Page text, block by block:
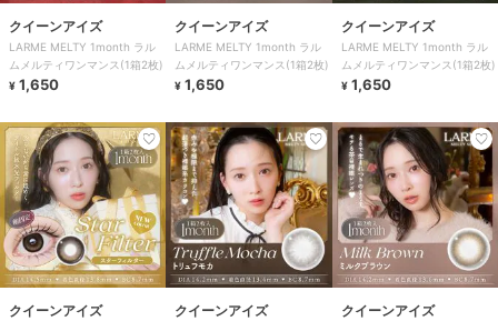
クイーンアイズ
LARME MELTY 1month ラル
ムメルティワンマンス(1箱2枚)
¥ 1,650
クイーンアイズ
LARME MELTY 1month ラル
ムメルティワンマンス(1箱2枚)
¥ 1,650
クイーンアイズ
LARME MELTY 1month ラル
ムメルティワンマンス(1箱2枚)
¥ 1,650
クイーンアイズ クイーンアイズ クイーンアイズ